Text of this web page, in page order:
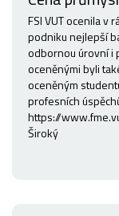
FSI VUT ocenila v
podniku nejlepší
odbornou úrovní i
oceněnými byli
oceněným
profesních
https://
Široký